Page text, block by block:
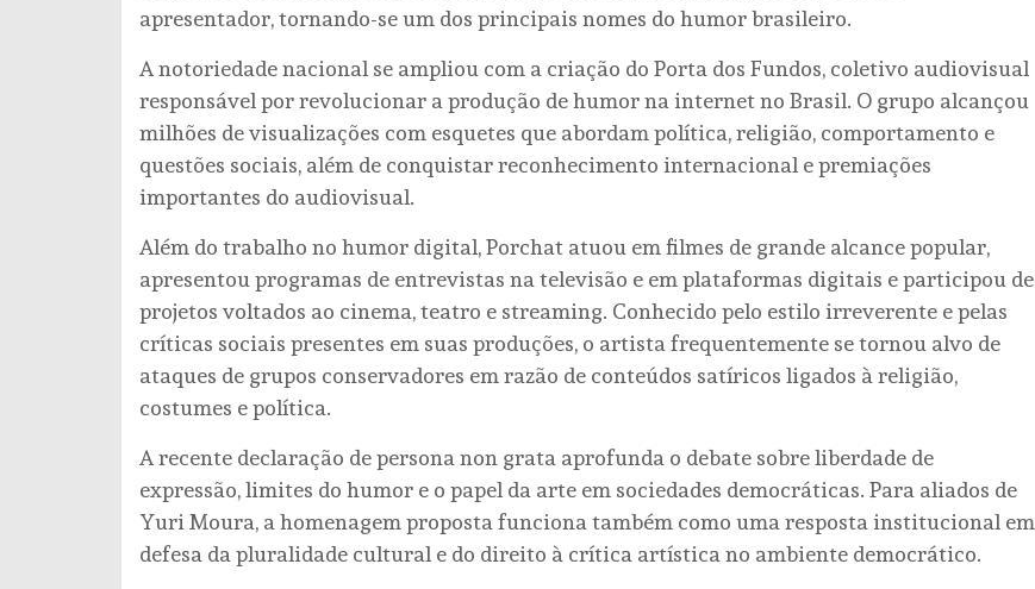
apresentador, tornando-se um dos principais nomes do humor brasileiro.
A notoriedade nacional se ampliou com a criação do Porta dos Fundos, coletivo audiovisual
responsável por revolucionar a produção de humor na internet no Brasil. O grupo alcançou
milhões de visualizações com esquetes que abordam política, religião, comportamento e
questões sociais, além de conquistar reconhecimento internacional e premiações
importantes do audiovisual.
Além do trabalho no humor digital, Porchat atuou em filmes de grande alcance popular,
apresentou programas de entrevistas na televisão e em plataformas digitais e participou de
projetos voltados ao cinema, teatro e streaming. Conhecido pelo estilo irreverente e pelas
críticas sociais presentes em suas produções, o artista frequentemente se tornou alvo de
ataques de grupos conservadores em razão de conteúdos satíricos ligados à religião,
costumes e política.
A recente declaração de persona non grata aprofunda o debate sobre liberdade de
expressão, limites do humor e o papel da arte em sociedades democráticas. Para aliados de
Yuri Moura, a homenagem proposta funciona também como uma resposta institucional em
defesa da pluralidade cultural e do direito à crítica artística no ambiente democrático.